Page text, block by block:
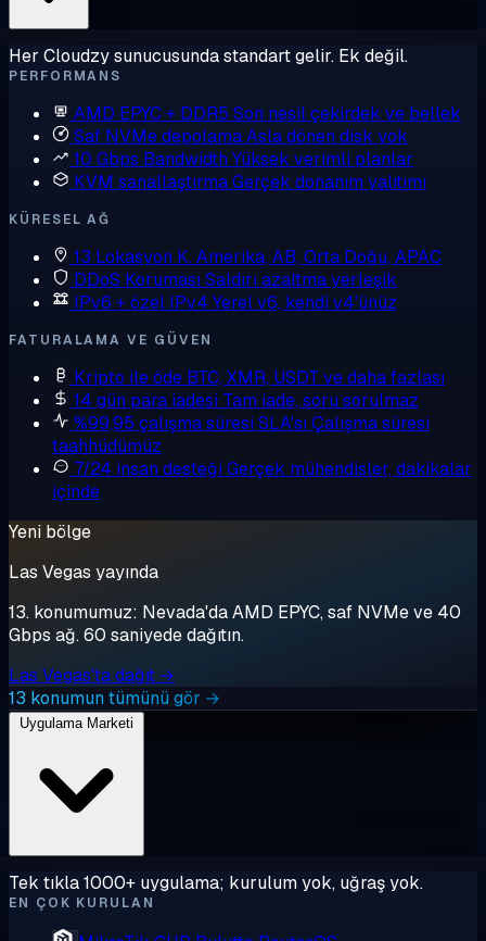
Her Cloudzy sunucusunda standart gelir. Ek değil.
PERFORMANS
AMD EPYC + DDR5 Son nesil çekirdek ve bellek
Saf NVMe depolamaAsla dönen disk yok
10 Gbps Bandwidth Yüksek verimli planlar
KVM sanallaştırmaGerçek donanım yalıtımı
KÜRESEL AĞ
13 Lokasyon K. Amerika, AB, Orta Doğu, APAC
DDoS Koruması Saldırı azaltma yerleşik
IPv6 + özel IPv4 Yerel v6, kendi v4'ünüz
FATURALAMA VE GÜVEN
Kripto ile öde BTC, XMR, USDT ve daha fazlası
14 gün para iadesi Tam iade, soru sorulmaz
%99,95 çalışma süresi SLA'sı Çalışma süresi
taahhüdümüz
7/24 insan desteği Gerçek mühendisler, dakikalar
içinde
Yeni bölge
Las Vegas yayında
13. konumumuz: Nevada'da AMD EPYC, saf NVMe ve 40
Gbps ağ. 60 saniyede dağıtın.
Las Vegas'ta dağıt →
13 konumun tümünü gör →
Tek tıkla 1000+ uygulama; kurulum yok, uğraş yok.
EN ÇOK KURULAN